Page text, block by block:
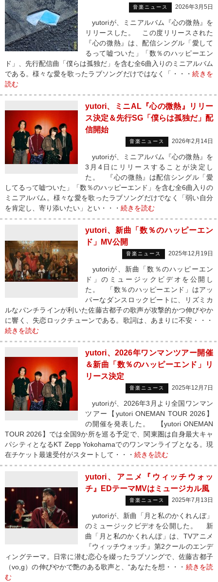
音楽ニュース 2026年3月5日
yutoriが、ミニアルバム『心の微熱』を
リリースした。 この度リリースされた
『心の微熱』は、配信シングル「愛して
るって嘘ついた」「数％のハッピーエン
ド」、先行配信曲「僕らは孤独だ」を含む全6曲入りのミニアルバム
である。様々な愛を歌ったラブソングだけではなく「・・・続きを
読む
yutori、ミニAL『心の微熱』リリー
ス決定＆先行SG「僕らは孤独だ」配
信開始
音楽ニュース 2026年2月14日
yutoriが、ミニアルバム『心の微熱』を
3月4日にリリースすることが決定し
た。 『心の微熱』は配信シングル「愛
してるって嘘ついた」「数％のハッピーエンド」を含む全6曲入りの
ミニアルバム。様々な愛を歌ったラブソングだけでなく「弱い自分
を肯定し、寄り添いたい」とい・・・ 続きを読む
yutori、新曲「数％のハッピーエン
ド」MV公開
音楽ニュース 2025年12月19日
yutoriが、新曲「数％のハッピーエン
ド」のミュージックビデオを公開し
た。 「数％のハッピーエンド」はアッ
パーなダンスロックビートに、リズミカ
ルなパンチラインが利いた佐藤古都子の歌声が攻撃的かつ伸びやか
に響く、失恋ロックチューンである。歌詞は、あまりに不安・・・
続きを読む
yutori、2026年ワンマンツアー開催
＆新曲「数％のハッピーエンド」リ
リース決定
音楽ニュース 2025年12月7日
yutoriが、2026年3月より全国ワンマン
ツアー【yutori ONEMAN TOUR 2026】
の開催を発表した。 【yutori ONEMAN
TOUR 2026】では全国9か所を巡る予定で、関東圏は自身最大キャ
パシティとなるKT Zepp Yokohamaでのワンマンライブとなる。現
在チケット最速受付がスタートして・・・ 続きを読む
yutori、アニメ『ウィッチウォッ
チ』EDテーマMVはミュージカル風
音楽ニュース 2025年7月13日
yutoriが、新曲「月と私のかくれんぼ」
のミュージックビデオを公開した。 新
曲「月と私のかくれんぼ」は、TVアニメ
『ウィッチウォッチ』第2クールのエンデ
ィングテーマ。日常に潜む恋心を綴ったラブソングで、佐藤古都子
（vo,g）の伸びやかで艶のある歌声と、“あなたを想・・・ 続きを読
む